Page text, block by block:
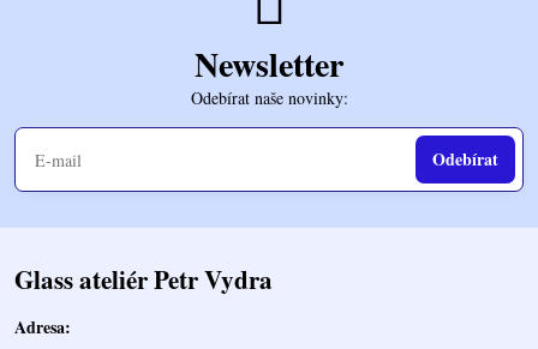
Newsletter
Odebírat naše novinky:
Odebírat
Glass ateliér Petr Vydra
Adresa: